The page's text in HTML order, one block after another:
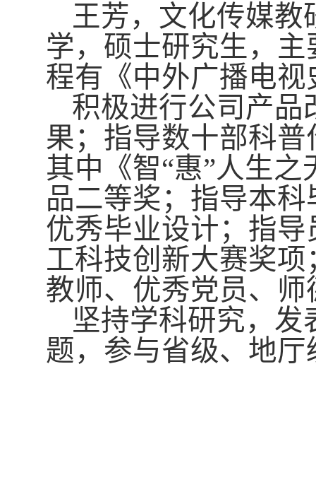
王芳，文化传媒教
学，硕士研究生，
程有《中外广播电
积极进行公司产品
果；指导数十部科
其中《智“惠”人生
品二等奖；指导本
优秀毕业设计；指
工科技创新大赛奖
教师、优秀党员、
坚持学科研究，
题，参与省级、地